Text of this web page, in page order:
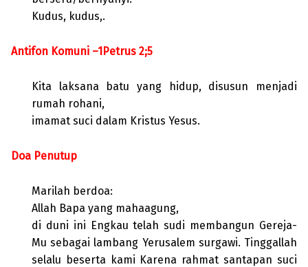
Kudus, kudus,.
Antifon Komuni –1Petrus 2;5
Kita laksana batu yang hidup, disusun menjadi
rumah rohani,
imamat suci dalam Kristus Yesus.
Doa Penutup
Marilah berdoa:
Allah Bapa yang mahaagung,
di duni ini Engkau telah sudi membangun Gereja-
Mu sebagai lambang Yerusalem surgawi. Tinggallah
selalu beserta kami Karena rahmat santapan suci